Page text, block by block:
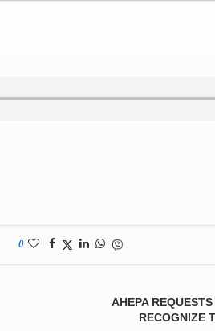
0
AHEPA
RECOGNIZE